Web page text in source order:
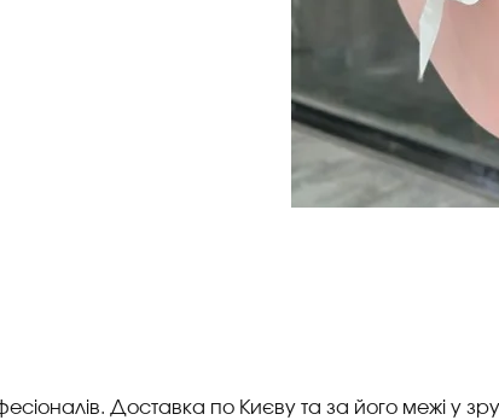
Доставка по Києву та за його межі у